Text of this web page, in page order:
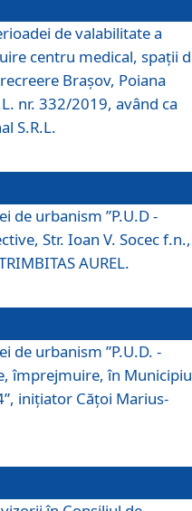
de valabilitate a
centru medical, spații
Brașov, Poiana
nr. 332/2019, având ca
S.R.L.
de urbanism ”P.U.D -
Str. Ioan V. Socec f.n.,
AUREL.
de urbanism ”P.U.D. -
împrejmuire, în
inițiator Cățoi Marius-